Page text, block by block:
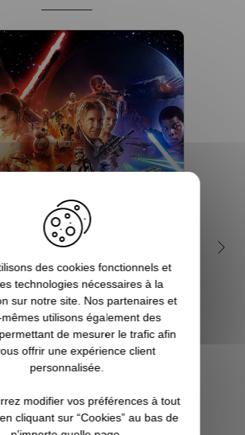
Star Wars est
une saga culte ?
Georges Lucas, Star Wars est
franchises les plus populaires et
rentables de toute l'histoire du
Tout commence avec le premier
en réalité l'épisode 4 d'une
des cookies fonctionnels et
technologies nécessaires à la
sur notre site. Nos partenaires et
utilisons également des
de mesurer le trafic afin
offrir une expérience client
personnalisée.
modifier vos préférences à tout
cliquant sur “Cookies” au bas de